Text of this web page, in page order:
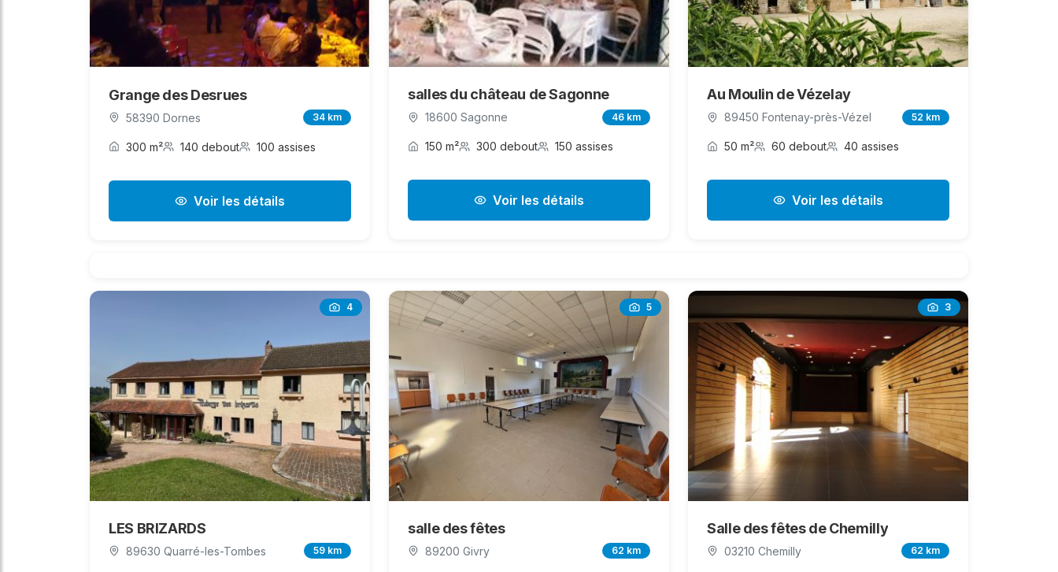
Grange des Desrues
58390 Dornes 34 km
300 m² 140 debout 100 assises
Voir les détails
salles du château de Sagonne
18600 Sagonne 46 km
150 m² 300 debout 150 assises
Voir les détails
Au Moulin de Vézelay
89450 Fontenay-près-Vézel 52 km
50 m² 60 debout 40 assises
Voir les détails
4
LES BRIZARDS
89630 Quarré-les-Tombes 59 km
5
salle des fêtes
89200 Givry 62 km
3
Salle des fêtes de Chemilly
03210 Chemilly 62 km